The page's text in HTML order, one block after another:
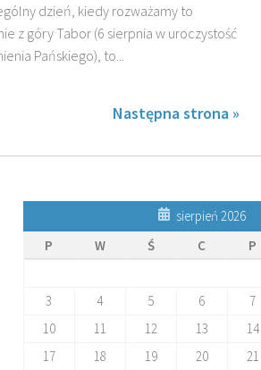
dzień, kiedy rozważamy to
z góry Tabor (6 sierpnia w uroczystość
Pańskiego), to...
Następna strona »
sierpień 2026
P
W Ś C P
3
4 5 6 7
10
11 12 13 14
17
18 19 20 21